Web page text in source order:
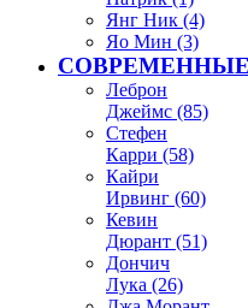
Янг Ник (4)
Яо Мин (3)
СОВРЕМЕННЫЕ
Леброн
Джеймс (85)
Стефен
Карри (58)
Кайри
Ирвинг (60)
Кевин
Дюрант (51)
Дончич
Лука (26)